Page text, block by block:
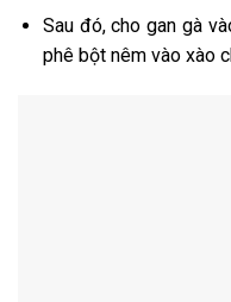
Sau đó, cho gan gà
phê bột nêm vào xào